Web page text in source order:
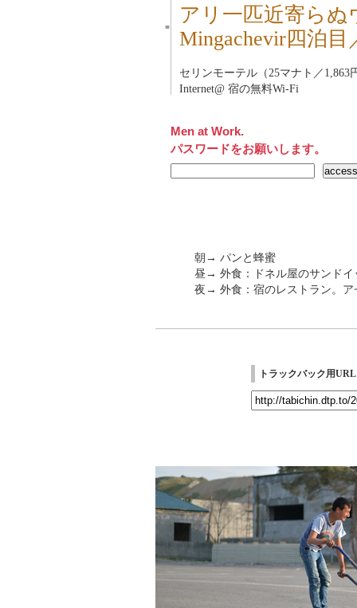
■
アリ一匹近寄ら
Mingachevir四泊
セリンモーテル（25マナト／1,863
Internet@ 宿の無料Wi-Fi
Men at Work.
パスワードをお願いします。
朝→ パンと蜂蜜
昼→ 外食：ドネル屋のサンドイ
夜→ 外食：宿のレストラン。ア
トラックバック用URL